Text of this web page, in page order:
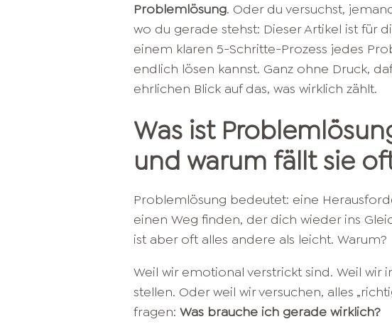
Problemlösung. Oder du versuchst,
wo du gerade stehst: Dieser Artikel ist für
einem klaren 5-Schritte-Prozess jedes
endlich lösen kannst. Ganz ohne Druck,
ehrlichen Blick auf das, was wirklich zählt.
Was ist
und warum fällt sie
Problemlösung bedeutet: eine
einen Weg finden, der dich wieder ins
ist aber oft alles andere als leicht. Warum?
Weil wir emotional verstrickt sind. Weil wir
stellen. Oder weil wir versuchen, alles
fragen: Was brauche ich gerade wirklich?